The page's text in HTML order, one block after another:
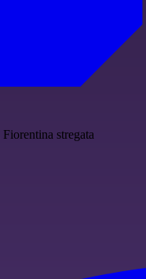
stregata